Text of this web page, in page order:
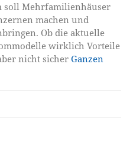
soll Mehrfamilienhäuser
machen und
Ob die aktuelle
wirklich Vorteile
nicht sicherGanzen